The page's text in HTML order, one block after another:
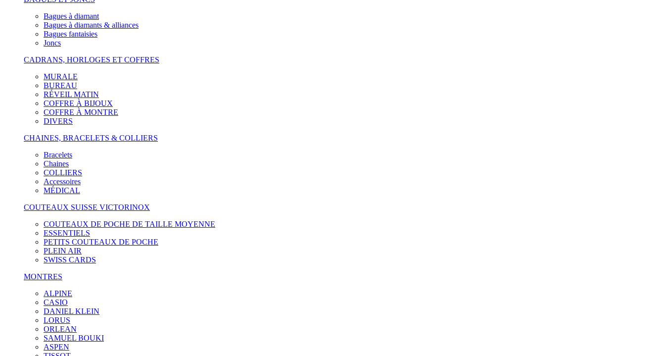
Bagues à diamant
Bagues à diamants & alliances
Bagues fantaisies
Joncs
CADRANS, HORLOGES ET COFFRES
MURALE
BUREAU
RÉVEIL MATIN
COFFRE À BIJOUX
COFFRE À MONTRE
DIVERS
CHAINES, BRACELETS & COLLIERS
Bracelets
Chaines
COLLIERS
Accessoires
MÉDICAL
COUTEAUX SUISSE VICTORINOX
COUTEAUX DE POCHE DE TAILLE MOYENNE
ESSENTIELS
PETITS COUTEAUX DE POCHE
PLEIN AIR
SWISS CARDS
MONTRES
ALPINE
CASIO
DANIEL KLEIN
LORUS
ORLEAN
SAMUEL BOUKI
ASPEN